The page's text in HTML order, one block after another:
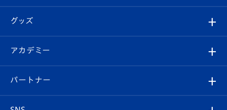
チケット
イベント
メディア
エンブレム紹介
スタッフプロフィール
マスコット紹介
はじめての観戦ガイド
Revive Team
ヴィヴィくんの長崎おもてなしガイド
フォトギャラリー
スタジアムグルメ
チケット
V-LOVERS（ファンクラブ）
プレイヤーズスイート
グッズ
オンラインショップ
店舗情報
アカデミー
育成からのお知らせ
パートナー